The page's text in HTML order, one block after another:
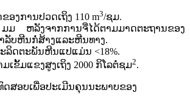
ອງ​ການ​ປວດ​ເຖິງ 110 m​3/ຊມ.
ຫລັງ​ຈາກ​ການ​ຈີ່​ໄດ້​ຕາມ​ມາດ​ຕະ​ຖານ​ຂອງ​
ລັບ​ຫີນ​ກໍ່​ສ້າງ​ແລະ​ຫີນ​ທາງ​.
ລິດຕະພັນຫີນແປແມ່ນ <18%.
ເຂັ້ມ​ແຂງ​ສູງ​ເຖິງ 2000 ກິ​ໂລ​ຕໍ່​ຊມ​2.
ສອບເພື່ອປະເມີນຄຸນນະພາບຂອງ